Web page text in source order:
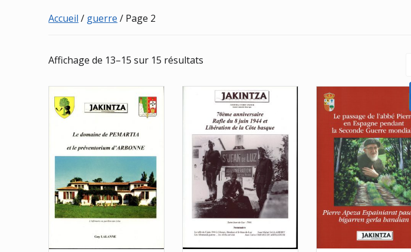
Accueil / guerre / Page 2
Affichage de 13–15 sur 15 résultats
plus
récent
au
plus
ancien